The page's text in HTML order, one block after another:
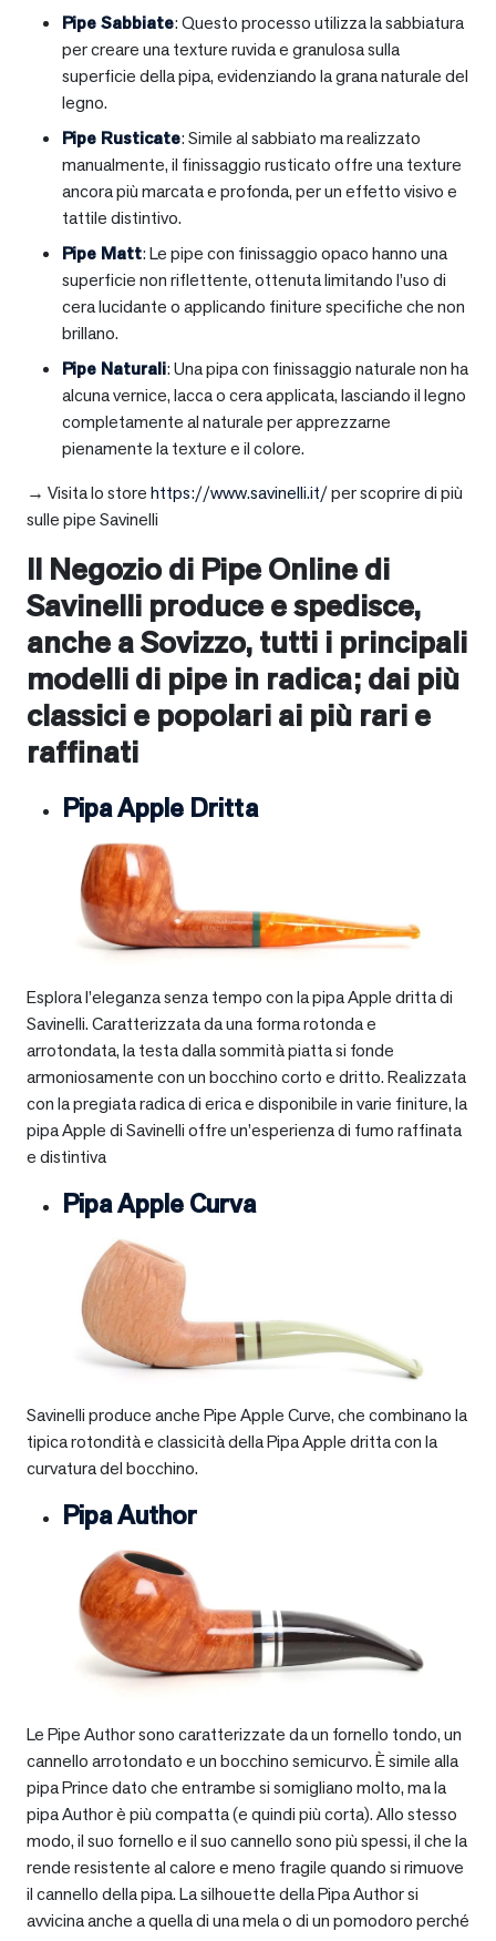
Pipe Sabbiate: Questo processo utilizza la sabbiatura
per creare una texture ruvida e granulosa sulla
superficie della pipa, evidenziando la grana naturale del
legno.
Pipe Rusticate: Simile al sabbiato ma realizzato
manualmente, il finissaggio rusticato offre una texture
ancora più marcata e profonda, per un effetto visivo e
tattile distintivo.
Pipe Matt: Le pipe con finissaggio opaco hanno una
superficie non riflettente, ottenuta limitando l’uso di
cera lucidante o applicando finiture specifiche che non
brillano.
Pipe Naturali: Una pipa con finissaggio naturale non ha
alcuna vernice, lacca o cera applicata, lasciando il legno
completamente al naturale per apprezzarne
pienamente la texture e il colore.
→ Visita lo storehttps://www.savinelli.it/per scoprire di più
sulle pipe Savinelli
Il Negozio di Pipe Online di
Savinelli produce e spedisce,
anche aSovizzo, tutti i principali
modelli di pipe in radica; dai più
classici e popolari ai più rari e
raffinati
Pipa Apple Dritta
Esplora l’eleganza senza tempo con la pipa Apple dritta di
Savinelli. Caratterizzata da una forma rotonda e
arrotondata, la testa dalla sommità piatta si fonde
armoniosamente con un bocchino corto e dritto. Realizzata
con la pregiata radica di erica e disponibile in varie finiture, la
pipa Apple di Savinelli offre un’esperienza di fumo raffinata
e distintiva
Pipa Apple Curva
Savinelli produce anche Pipe Apple Curve, che combinano la
tipica rotondità e classicità della Pipa Apple dritta con la
curvatura del bocchino.
Pipa Author
Le Pipe Author sono caratterizzate da un fornello tondo, un
cannello arrotondato e un bocchino semicurvo. È simile alla
pipa Prince dato che entrambe si somigliano molto, ma la
pipa Author è più compatta (e quindi più corta). Allo stesso
modo, il suo fornello e il suo cannello sono più spessi, il che la
rende resistente al calore e meno fragile quando si rimuove
il cannello della pipa. La silhouette della Pipa Author si
avvicina anche a quella di una mela o di un pomodoro perché